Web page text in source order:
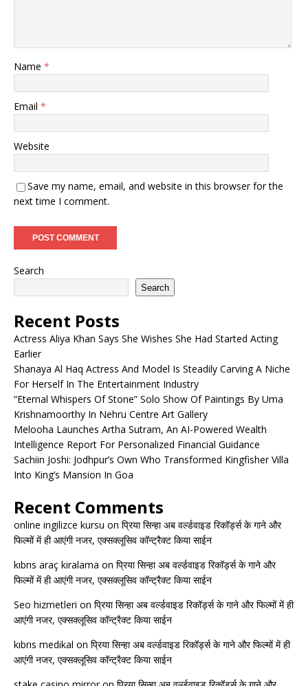
Name *
Email *
Website
Save my name, email, and website in this browser for the
next time I comment.
Search
Search
Recent Posts
Actress Aliya Khan Says She Wishes She Had Started Acting
Earlier
Shanaya Al Haq Actress And Model Is Steadily Carving A Niche
For Herself In The Entertainment Industry
“Eternal Whispers Of Stone” Solo Show Of Paintings By Uma
Krishnamoorthy In Nehru Centre Art Gallery
Melooha Launches Artha Sutram, An AI-Powered Wealth
Intelligence Report For Personalized Financial Guidance
Sachiin Joshi: Jodhpur’s Own Who Transformed Kingfisher Villa
Into King’s Mansion In Goa
Recent Comments
online ingilizce kursu on प्रिया सिन्हा अब वर्ल्डवाइड रिकॉर्ड्स के गाने और
फिल्मों में ही आएंगी नजर, एक्सक्लूसिव कॉन्ट्रैक्ट किया साईन
kıbrıs araç kiralama on प्रिया सिन्हा अब वर्ल्डवाइड रिकॉर्ड्स के गाने और
फिल्मों में ही आएंगी नजर, एक्सक्लूसिव कॉन्ट्रैक्ट किया साईन
Seo hizmetleri on प्रिया सिन्हा अब वर्ल्डवाइड रिकॉर्ड्स के गाने और फिल्मों में ही
आएंगी नजर, एक्सक्लूसिव कॉन्ट्रैक्ट किया साईन
kıbrıs medikal on प्रिया सिन्हा अब वर्ल्डवाइड रिकॉर्ड्स के गाने और फिल्मों में ही
आएंगी नजर, एक्सक्लूसिव कॉन्ट्रैक्ट किया साईन